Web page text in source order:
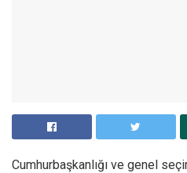
Cumhurbaşkanlığı ve genel